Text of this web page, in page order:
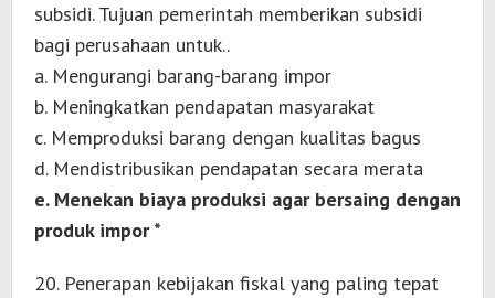
subsidi. Tujuan pemerintah memberikan subsidi
bagi perusahaan untuk..
a. Mengurangi barang-barang impor
b. Meningkatkan pendapatan masyarakat
c. Memproduksi barang dengan kualitas bagus
d. Mendistribusikan pendapatan secara merata
e. Menekan biaya produksi agar bersaing dengan
produk impor *
20. Penerapan kebijakan fiskal yang paling tepat